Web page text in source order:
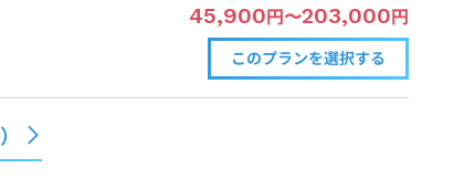
45,900円〜203,000円
このプランを選択する
）